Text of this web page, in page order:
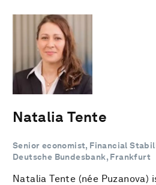
Natalia Tente
Senior economist, Financial
Deutsche Bundesbank, Frankfurt
Natalia Tente (née Puzanova)